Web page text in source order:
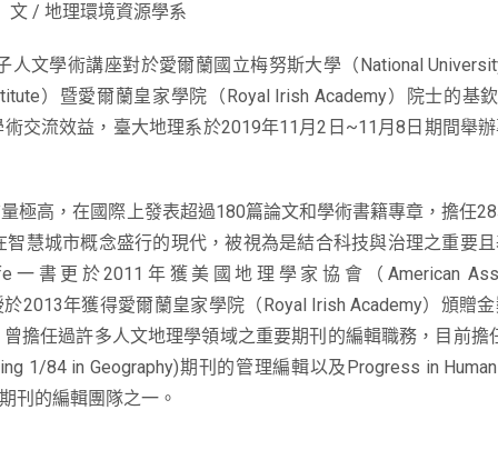
文 / 地理環境資源學系
文學術講座對於愛爾蘭國立梅努斯大學（National
）暨愛爾蘭皇家學院（Royal Irish Academy）院士的基
交流效益，臺大地理系於2019年11月2日~11月8日期間舉
極高，在國際上發表超過180篇論文和學術書籍專章，擔任
慧城市概念盛行的現代，被視為是結合科技與治理之重要
一書更於2011年獲美國地理學家協會（American
2013年獲得愛爾蘭皇家學院（Royal Irish Academy）頒贈
擔任過許多人文地理學領域之重要期刊的編輯職務，目前擔
1/84 in Geography)期刊的管理編輯以及Progress in
刊的編輯團隊之一。